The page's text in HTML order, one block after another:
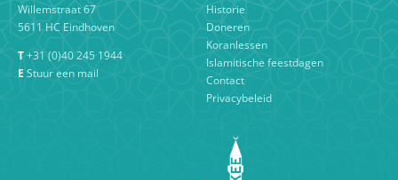
Willemstraat 67
5611 HC Eindhoven
T+31 (0)40 245 1944
E Stuur een mail
Historie
Doneren
Koranlessen
Islamitische feestdagen
Contact
Privacybeleid